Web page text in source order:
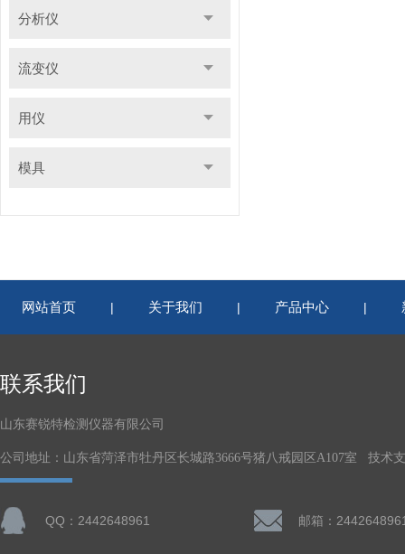
分析仪
流变仪
用仪
模具
网站首页 | 关于我们 | 产品中心 |
联系我们
山东赛锐特检测仪器有限公司
公司地址：山东省菏泽市牡丹区长城路3666号猪八戒园区A107室 技术
QQ：2442648961 邮箱：